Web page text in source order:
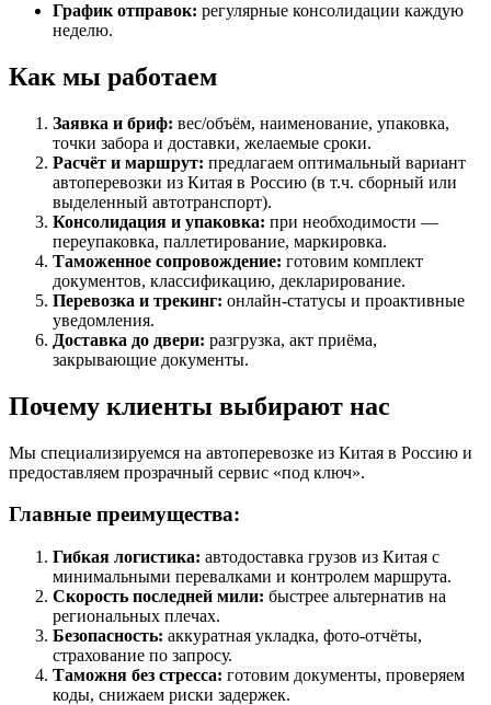
График отправок: регулярные консолидации каждую
неделю.
Как мы работаем
Заявка и бриф: вес/объём, наименование, упаковка,
точки забора и доставки, желаемые сроки.
Расчёт и маршрут: предлагаем оптимальный вариант
автоперевозки из Китая в Россию (в т.ч. сборный или
выделенный автотранспорт).
Консолидация и упаковка: при необходимости —
переупаковка, паллетирование, маркировка.
Таможенное сопровождение: готовим комплект
документов, классификацию, декларирование.
Перевозка и трекинг: онлайн-статусы и проактивные
уведомления.
Доставка до двери: разгрузка, акт приёма,
закрывающие документы.
Почему клиенты выбирают нас
Мы специализируемся на автоперевозке из Китая в Россию и
предоставляем прозрачный сервис «под ключ».
Главные преимущества:
Гибкая логистика: автодоставка грузов из Китая с
минимальными перевалками и контролем маршрута.
Скорость последней мили: быстрее альтернатив на
региональных плечах.
Безопасность: аккуратная укладка, фото-отчёты,
страхование по запросу.
Таможня без стресса: готовим документы, проверяем
коды, снижаем риски задержек.